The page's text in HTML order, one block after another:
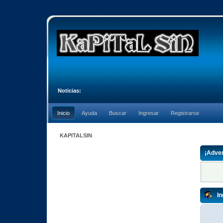
Noticias:
Inicio Ayuda Buscar Ingresar Registrarse
KAPITALSIN